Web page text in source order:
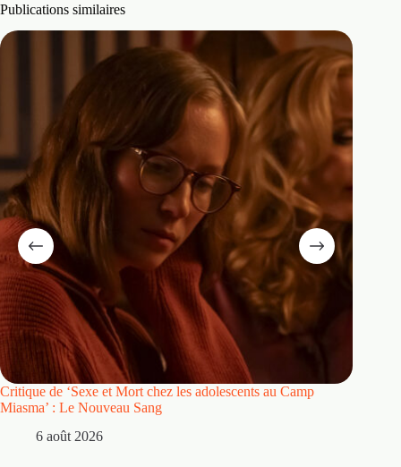
Publications similaires
Critique de ‘Sexe et Mort chez les adolescents au Camp
Miasma’ : Le Nouveau Sang
6 août 2026